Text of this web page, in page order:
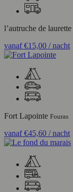
l’autruche de laurette
vanaf€15,00 / nacht
Fort Lapointe Fouras
vanaf€45,60 / nacht